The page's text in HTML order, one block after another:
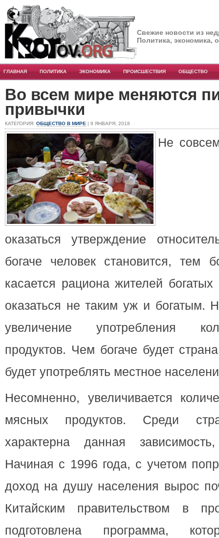
Свежие новости из
Политика, экономика,
ГЛАВНАЯ ПОЛИТИКА ЭКОНОМИКА ПРОИСШЕСТВИЯ ОБЩЕСТВО
Во всем мире меняются
привычки
КАТЕГОРИЯ: ОБЩЕСТВО В МИРЕ | 9 ЯНВАРЯ, 2018
Не
оказаться утверждение
богаче человек становится,
касается рациона жителей
оказаться не таким уж и богатым.
увеличение употребления
продуктов. Чем богаче будет
будет употреблять местное
Несомненно, увеличивается
мясных продуктов. Среди
характерна данная
Начиная с 1996 года, с учетом
доход на душу населения вырос
Китайским правительством в
подготовлена программа,